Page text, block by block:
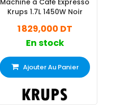
Machine à Café Expresso
Krups 1.7L 1450W Noir
1 829,000 DT
En stock
Ajouter Au Panier